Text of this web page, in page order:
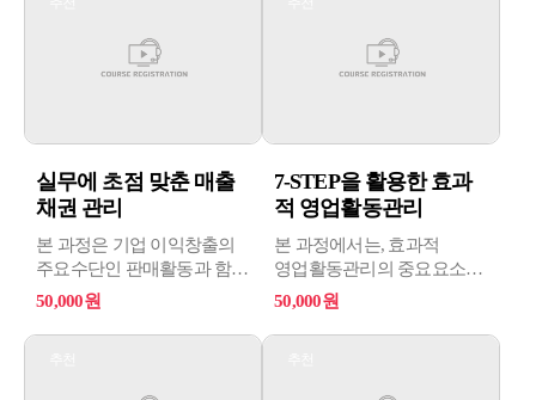
알아야 할 2022 트렌드
키워드를 통해 글로벌
적용해보자.
개념과 절차를 제시하여,
부실채권을 예방하고 올바른
담당자들의 역량을 성장시킬
수 있도록 과정을
기획하였습니다.
실무에 초점 맞춘 매출
채권 관리
본 과정은 기업 이익창출의
주요수단인 판매활동과 함께
수반되는 채권관리를 위하여
방법과 어음수표, 담보관리,
50,000원
7-STEP을 활용한 효과
적 영업활동관리
본 과정에서는, 효과적
영업활동관리의 중요요소와
영업담당자의 역할수준을
영업활동관리의 프로세스를
50,000원